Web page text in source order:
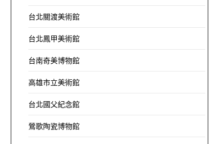
台北關渡美術館
台北鳳甲美術館
台南奇美博物館
高雄市立美術館
台北國父紀念館
鶯歌陶瓷博物館